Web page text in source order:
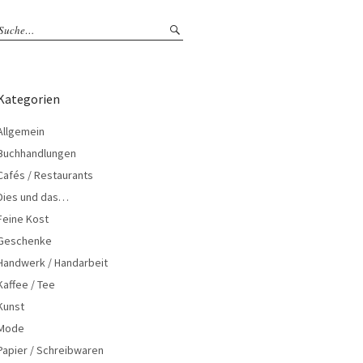
/ Restaurants
und das…
Kost
/ Handarbeit
/ Tee
/ Schreibwaren